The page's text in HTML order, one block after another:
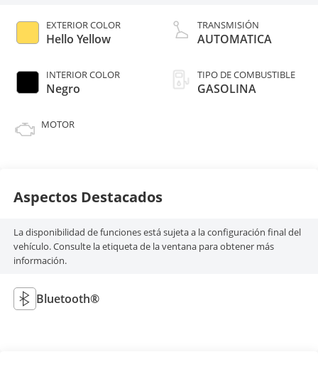
EXTERIOR COLOR
Hello Yellow
INTERIOR COLOR
Negro
MOTOR
TRANSMISIÓN
AUTOMATICA
TIPO DE COMBUSTIBLE
GASOLINA
Aspectos Destacados
La disponibilidad de funciones está sujeta a la configuración final del
vehículo. Consulte la etiqueta de la ventana para obtener más
información.
Bluetooth®